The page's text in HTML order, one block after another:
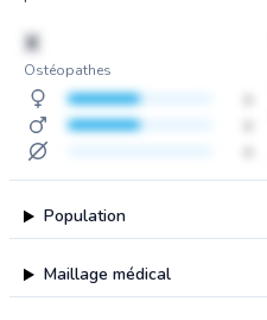
X
Ostéopathes
Population
Maillage médical